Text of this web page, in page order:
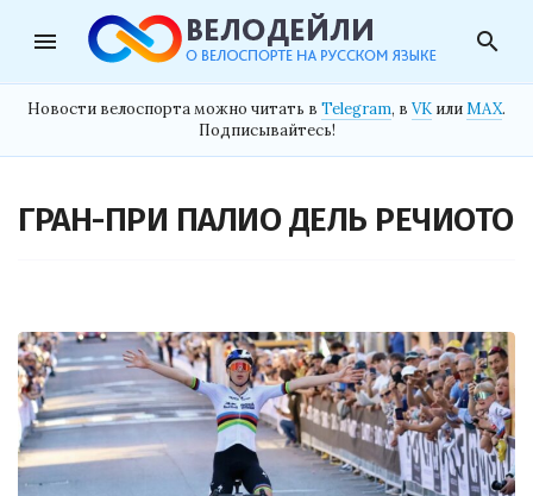
menu search
Новости велоспорта можно читать в Telegram, в VK илиMAX.
Подписывайтесь!
ГРАН-ПРИ ПАЛИО ДЕЛЬ РЕЧИОТО